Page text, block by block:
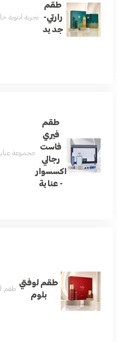
طقم
رارتي-
جديد
تجربة أنثوية
طقم
فيري
فاست
رجالي
اكسسوار
- عناية
مجموعة
طقم لوفتي
بلوم
طقم